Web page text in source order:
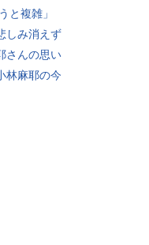
と複雑」
しみ消えず
さんの思い
林麻耶の今